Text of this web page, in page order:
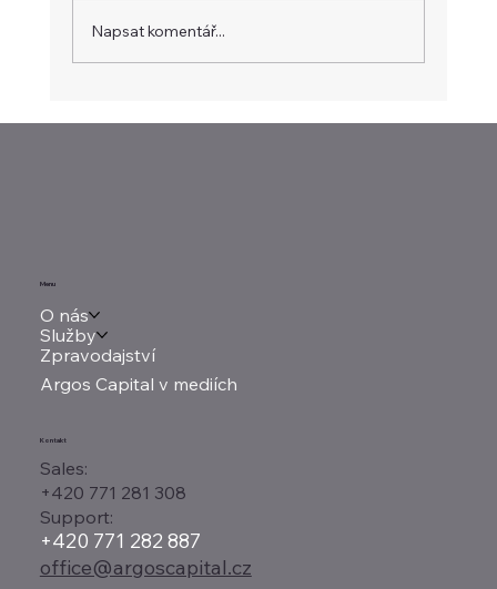
Menu
O nás
Služby
Zpravodajství
Argos Capital v mediích
Kontakt
Sales:
+420 771 281 308
Support:
+420 771 282 887
office@argoscapital.cz
Napsat komentář...